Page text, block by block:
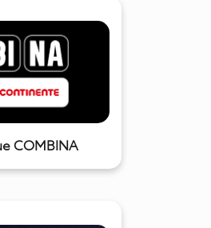
COMBINA